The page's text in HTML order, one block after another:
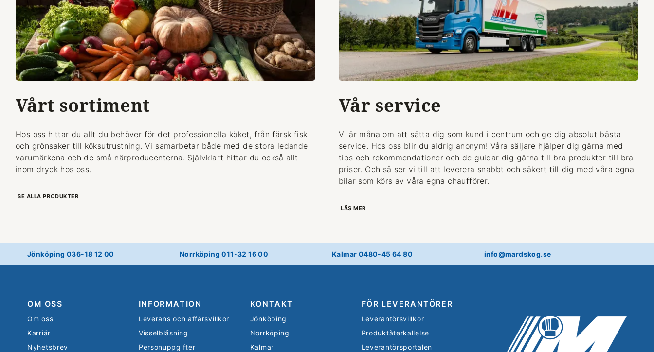
Vårt sortiment
Hos oss hittar du allt du behöver för det professionella köket, från färsk fisk
och grönsaker till köksutrustning. Vi samarbetar både med de stora ledande
varumärkena och de små närproducenterna. Självklart hittar du också allt
inom dryck hos oss.
SE ALLA PRODUKTER
Vår service
Vi är måna om att sätta dig som kund i centrum och ge dig absolut bästa
service. Hos oss blir du aldrig anonym! Våra säljare hjälper dig gärna med
tips och rekommendationer och de guidar dig gärna till bra produkter till bra
priser. Och så ser vi till att leverera snabbt och säkert till dig med våra egna
bilar som körs av våra egna chaufförer.
LÄS MER
Jönköping 036-18 12 00 Norrköping 011-32 16 00 Kalmar 0480-45 64 80 info@mardskog.se
OM OSS
Om oss
Karriär
Nyhetsbrev
INFORMATION
Leverans och affärsvillkor
Visselblåsning
Personuppgifter
KONTAKT
Jönköping
Norrköping
Kalmar
FÖR LEVERANTÖRER
Leverantörsvillkor
Produktåterkallelse
Leverantörsportalen